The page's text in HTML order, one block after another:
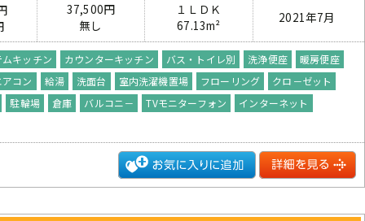
37,500円
無し
１ＬＤＫ
67.13m²
2021年7月
キッチン カウンターキッチン バス・トイレ別 洗浄便座
暖房便座
コン
給湯 洗面台 室内洗濯機置場 フローリング
クロ－ゼット
駐輪場
倉庫 バルコニ－ TVモニターフォン インターネット